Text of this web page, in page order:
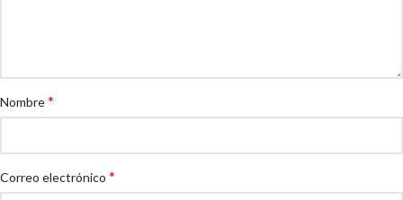
Nombre*
Correo electrónico *